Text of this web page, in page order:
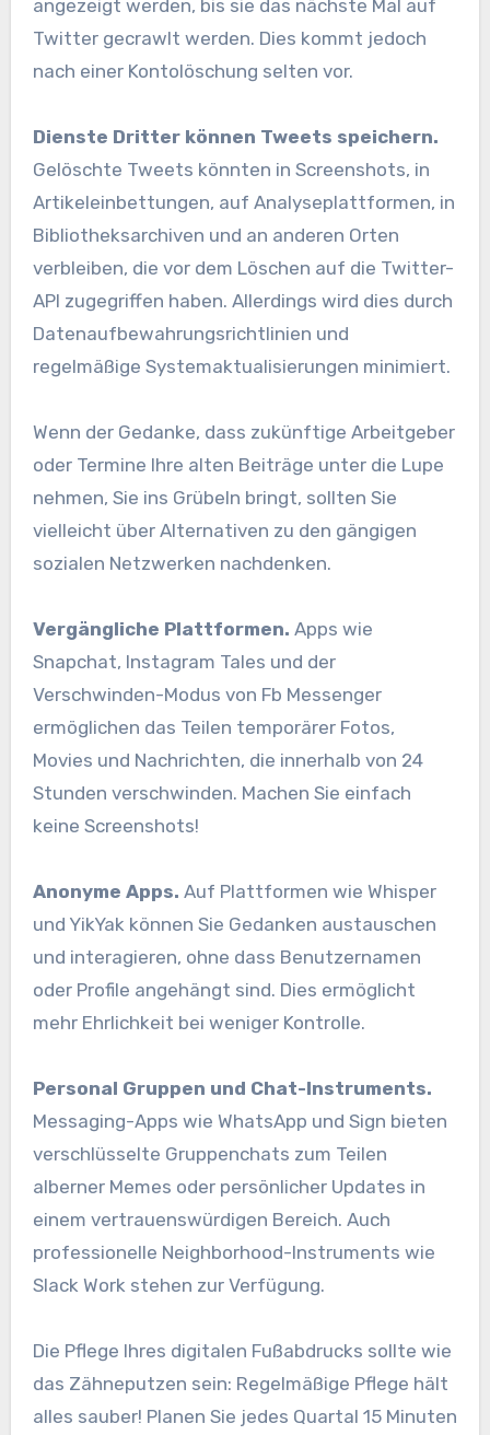
angezeigt werden, bis sie das nächste Mal auf
Twitter gecrawlt werden. Dies kommt jedoch
nach einer Kontolöschung selten vor.
Dienste Dritter können Tweets speichern.
Gelöschte Tweets könnten in Screenshots, in
Artikeleinbettungen, auf Analyseplattformen, in
Bibliotheksarchiven und an anderen Orten
verbleiben, die vor dem Löschen auf die Twitter-
API zugegriffen haben. Allerdings wird dies durch
Datenaufbewahrungsrichtlinien und
regelmäßige Systemaktualisierungen minimiert.
Wenn der Gedanke, dass zukünftige Arbeitgeber
oder Termine Ihre alten Beiträge unter die Lupe
nehmen, Sie ins Grübeln bringt, sollten Sie
vielleicht über Alternativen zu den gängigen
sozialen Netzwerken nachdenken.
Vergängliche Plattformen. Apps wie
Snapchat, Instagram Tales und der
Verschwinden-Modus von Fb Messenger
ermöglichen das Teilen temporärer Fotos,
Movies und Nachrichten, die innerhalb von 24
Stunden verschwinden. Machen Sie einfach
keine Screenshots!
Anonyme Apps. Auf Plattformen wie Whisper
und YikYak können Sie Gedanken austauschen
und interagieren, ohne dass Benutzernamen
oder Profile angehängt sind. Dies ermöglicht
mehr Ehrlichkeit bei weniger Kontrolle.
Personal Gruppen und Chat-Instruments.
Messaging-Apps wie WhatsApp und Sign bieten
verschlüsselte Gruppenchats zum Teilen
alberner Memes oder persönlicher Updates in
einem vertrauenswürdigen Bereich. Auch
professionelle Neighborhood-Instruments wie
Slack Work stehen zur Verfügung.
Die Pflege Ihres digitalen Fußabdrucks sollte wie
das Zähneputzen sein: Regelmäßige Pflege hält
alles sauber! Planen Sie jedes Quartal 15 Minuten